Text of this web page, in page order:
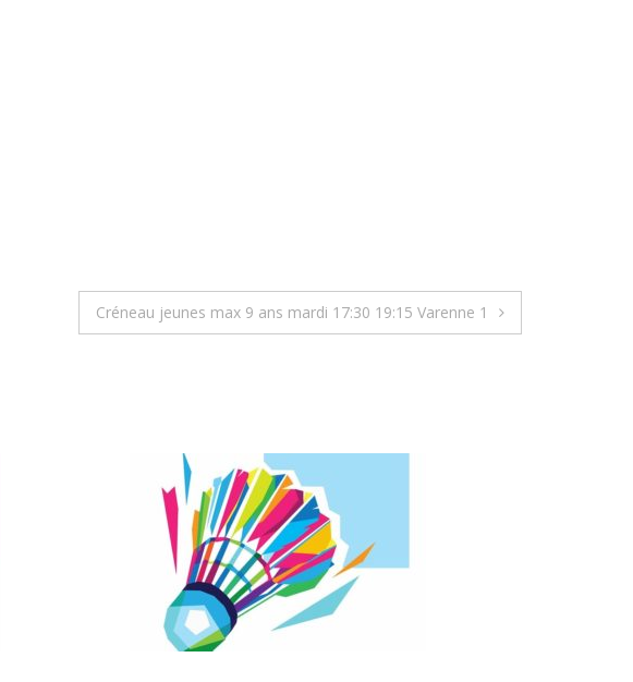
Créneau jeunes max 9 ans mardi 17:30 19:15 Varenne 1